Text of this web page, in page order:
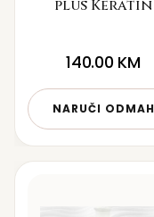
plus Keratin
140.00 KM
NARUČI ODMAH